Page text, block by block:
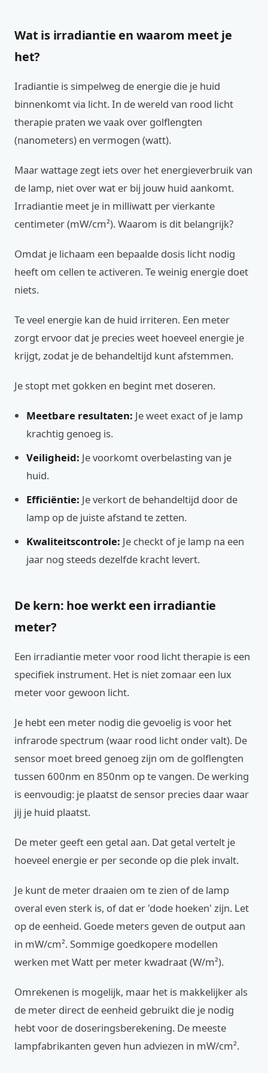
Wat is irradiantie en waarom meet je
het?
Iradiantie is simpelweg de energie die je huid
binnenkomt via licht. In de wereld van rood licht
therapie praten we vaak over golflengten
(nanometers) en vermogen (watt).
Maar wattage zegt iets over het energieverbruik van
de lamp, niet over wat er bij jouw huid aankomt.
Irradiantie meet je in milliwatt per vierkante
centimeter (mW/cm²). Waarom is dit belangrijk?
Omdat je lichaam een bepaalde dosis licht nodig
heeft om cellen te activeren. Te weinig energie doet
niets.
Te veel energie kan de huid irriteren. Een meter
zorgt ervoor dat je precies weet hoeveel energie je
krijgt, zodat je de behandeltijd kunt afstemmen.
Je stopt met gokken en begint met doseren.
Meetbare resultaten: Je weet exact of je lamp
krachtig genoeg is.
Veiligheid: Je voorkomt overbelasting van je
huid.
Efficiëntie: Je verkort de behandeltijd door de
lamp op de juiste afstand te zetten.
Kwaliteitscontrole: Je checkt of je lamp na een
jaar nog steeds dezelfde kracht levert.
De kern: hoe werkt een irradiantie
meter?
Een irradiantie meter voor rood licht therapie is een
specifiek instrument. Het is niet zomaar een lux
meter voor gewoon licht.
Je hebt een meter nodig die gevoelig is voor het
infrarode spectrum (waar rood licht onder valt). De
sensor moet breed genoeg zijn om de golflengten
tussen 600nm en 850nm op te vangen. De werking
is eenvoudig: je plaatst de sensor precies daar waar
jij je huid plaatst.
De meter geeft een getal aan. Dat getal vertelt je
hoeveel energie er per seconde op die plek invalt.
Je kunt de meter draaien om te zien of de lamp
overal even sterk is, of dat er 'dode hoeken' zijn. Let
op de eenheid. Goede meters geven de output aan
in mW/cm². Sommige goedkopere modellen
werken met Watt per meter kwadraat (W/m²).
Omrekenen is mogelijk, maar het is makkelijker als
de meter direct de eenheid gebruikt die je nodig
hebt voor de doseringsberekening. De meeste
lampfabrikanten geven hun adviezen in mW/cm².